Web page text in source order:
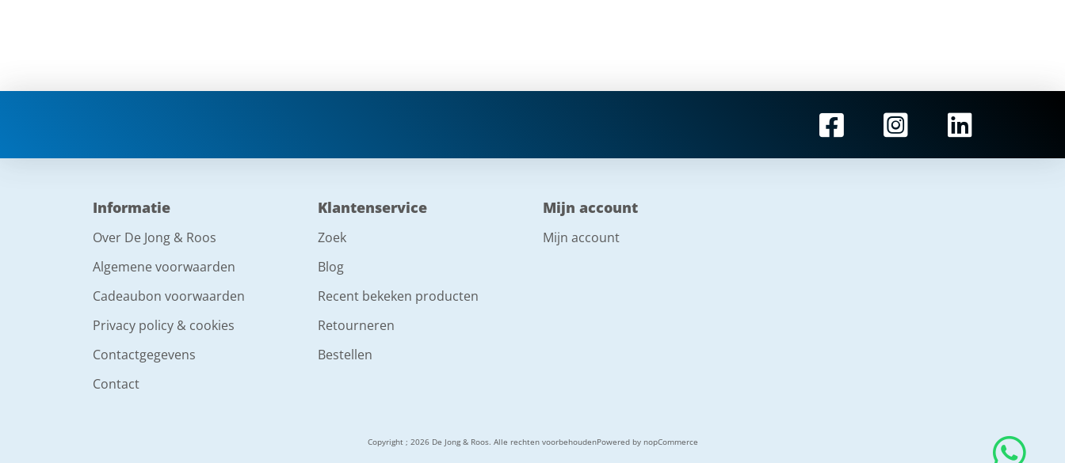
Informatie
Over De Jong & Roos
Algemene voorwaarden
Cadeaubon voorwaarden
Privacy policy & cookies
Contactgegevens
Contact
Klantenservice
Zoek
Blog
Recent bekeken producten
Retourneren
Bestellen
Mijn account
Mijn account
Copyright ; 2026 De Jong & Roos. Alle rechten voorbehoudenPowered by nopCommerce